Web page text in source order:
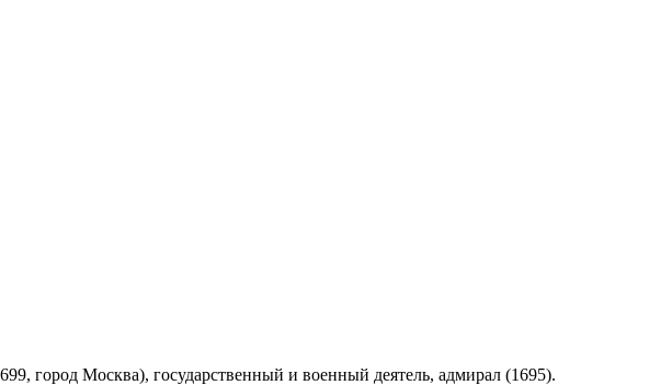
город Москва), государственный и военный деятель, адмирал (1695).